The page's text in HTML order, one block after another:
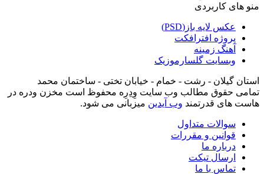
منو های کاربردی
عکس لایه باز(PSD)
پروژه افترافکت
آهنگ زمینه
وبسایت گلسارموزیک
استان گیلان - رشت - خمام - خیابان تختی - ساختمان محمد
تمامی حقوق مطالب وب سایت وِدِرِه محفوظ است مخزن ودره در
هاست های قدرتمند وب آیدین میزبانی می شود.
سوالات متداول
قوانین و مقررات
درباره ما
ارسال تیکت
تماس با ما